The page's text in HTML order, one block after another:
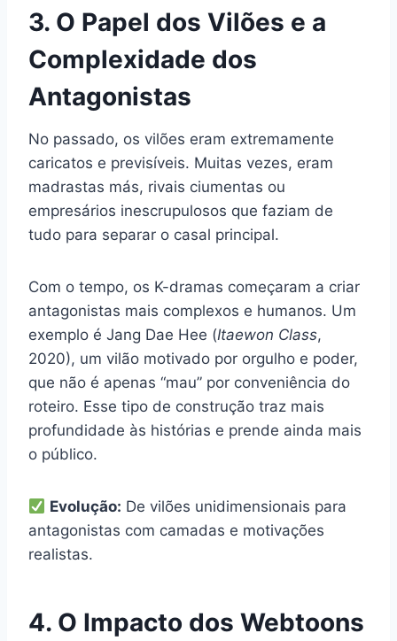
3. O Papel dos Vilões e a
Complexidade dos
Antagonistas
No passado, os vilões eram extremamente
caricatos e previsíveis. Muitas vezes, eram
madrastas más, rivais ciumentas ou
empresários inescrupulosos que faziam de
tudo para separar o casal principal.
Com o tempo, os K-dramas começaram a criar
antagonistas mais complexos e humanos. Um
exemplo é Jang Dae Hee (Itaewon Class,
2020), um vilão motivado por orgulho e poder,
que não é apenas “mau” por conveniência do
roteiro. Esse tipo de construção traz mais
profundidade às histórias e prende ainda mais
o público.
Evolução: De vilões unidimensionais para
antagonistas com camadas e motivações
realistas.
4. O Impacto dos Webtoons